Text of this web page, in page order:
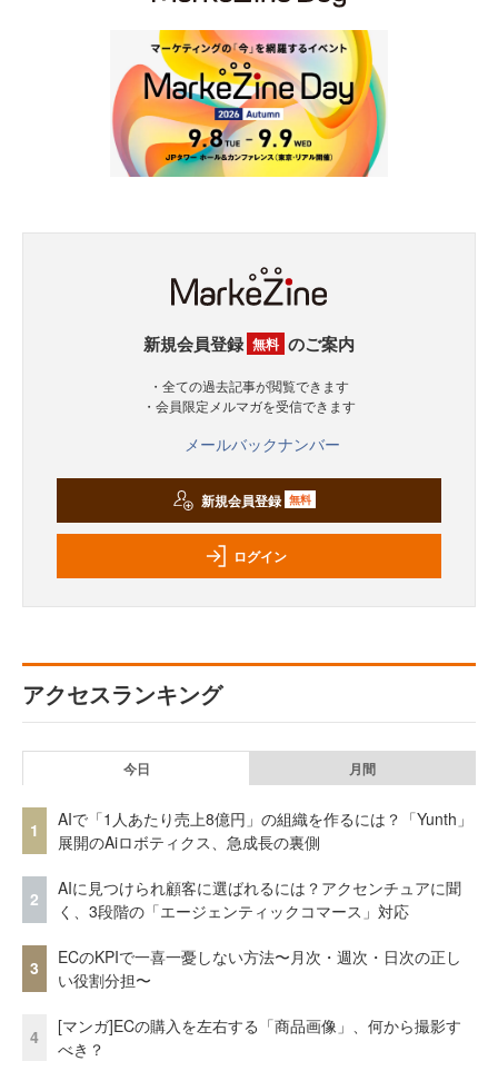
新規会員登録 無料 のご案内
・全ての過去記事が閲覧できます
・会員限定メルマガを受信できます
メールバックナンバー
新規会員登録 無料
ログイン
アクセスランキング
今日 月間
1
AIで「1人あたり売上8億円」の組織を作るには？「Yunth」
展開のAiロボティクス、急成長の裏側
2
AIに見つけられ顧客に選ばれるには？アクセンチュアに聞
く、3段階の「エージェンティックコマース」対応
3
ECのKPIで一喜一憂しない方法〜月次・週次・日次の正し
い役割分担〜
4
[マンガ]ECの購入を左右する「商品画像」、何から撮影す
べき？